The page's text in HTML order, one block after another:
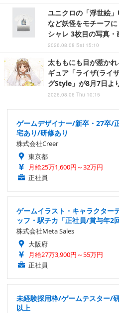
ユニクロの「浮世絵
など妖怪をモチーフ
シャレ 3枚目の写真・
2026.08.08 Sat 15:10
太ももにも目が惹か
ギュア「ライザ(ライ
グStyle」が8月7日よ
2026.08.06 Thu 10:15
ゲームデザイナー/新卒・27卒/
宅あり/研修あり
株式会社Creer
東京都
月給25万1,600円～32万円
正社員
ゲームイラスト・キャラクター
ッフ・駅チカ「正社員/賞与年2
株式会社Meta Sales
大阪府
月給27万3,900円～55万円
正社員
未経験採用枠/ゲームテスター/
以上